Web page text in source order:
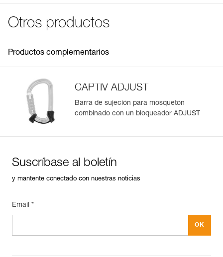
Gestión y control simplificados de tus EPI
Importe y exporte de forma sencilla los datos de sus EPI.
Consulte el historial de un producto desde su fecha de
Más información
Otros productos
Productos complementarios
CAPTIV ADJUST
Barra de sujeción para mosquetón
combinado con un bloqueador ADJUST
Suscríbase al boletín
y mantente conectado con nuestras noticias
Email *